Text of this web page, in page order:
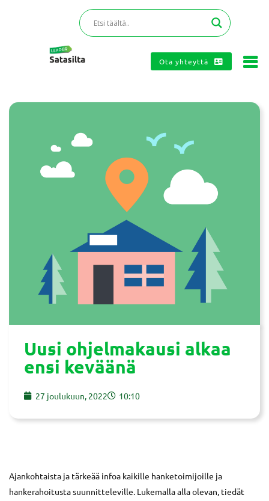
Ota yhteyttä
Uusi ohjelmakausi alkaa
ensi keväänä
27 joulukuun, 2022 10:10
Ajankohtaista ja tärkeää infoa kaikille hanketoimijoille ja
hankerahoitusta suunnitteleville. Lukemalla alla olevan, tiedät